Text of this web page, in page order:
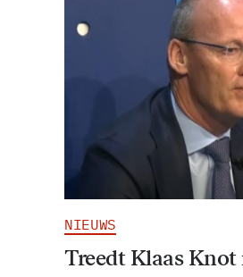
NIEUWS
Treedt Klaas Knot